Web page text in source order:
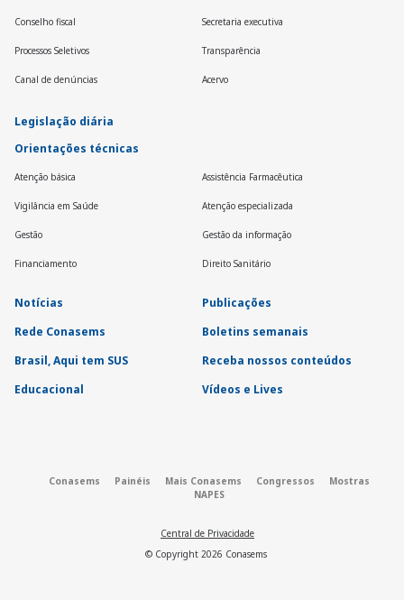
Conselho fiscal Secretaria executiva
Processos Seletivos Transparência
Canal de denúncias Acervo
Legislação diária
Orientações técnicas
Atenção básica Assistência Farmacêutica
Vigilância em Saúde Atenção especializada
Gestão Gestão da informação
Financiamento Direito Sanitário
Notícias
Rede Conasems
Brasil, Aqui tem SUS
Educacional
Publicações
Boletins semanais
Receba nossos conteúdos
Vídeos e Lives
Conasems Painéis Mais Conasems Congressos
Mostras
NAPES
Central de Privacidade
© Copyright 2026 Conasems